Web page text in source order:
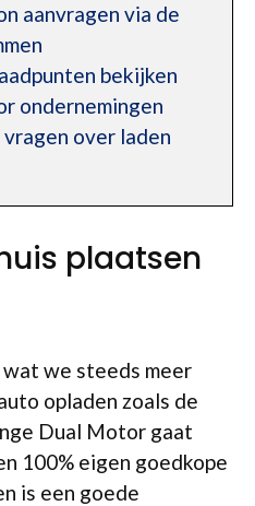
aanvragen via de
bekijken
ondernemingen
over laden
plaatsen
we steeds meer
opladen zoals de
Dual Motor gaat
100% eigen goedkope
is een goede